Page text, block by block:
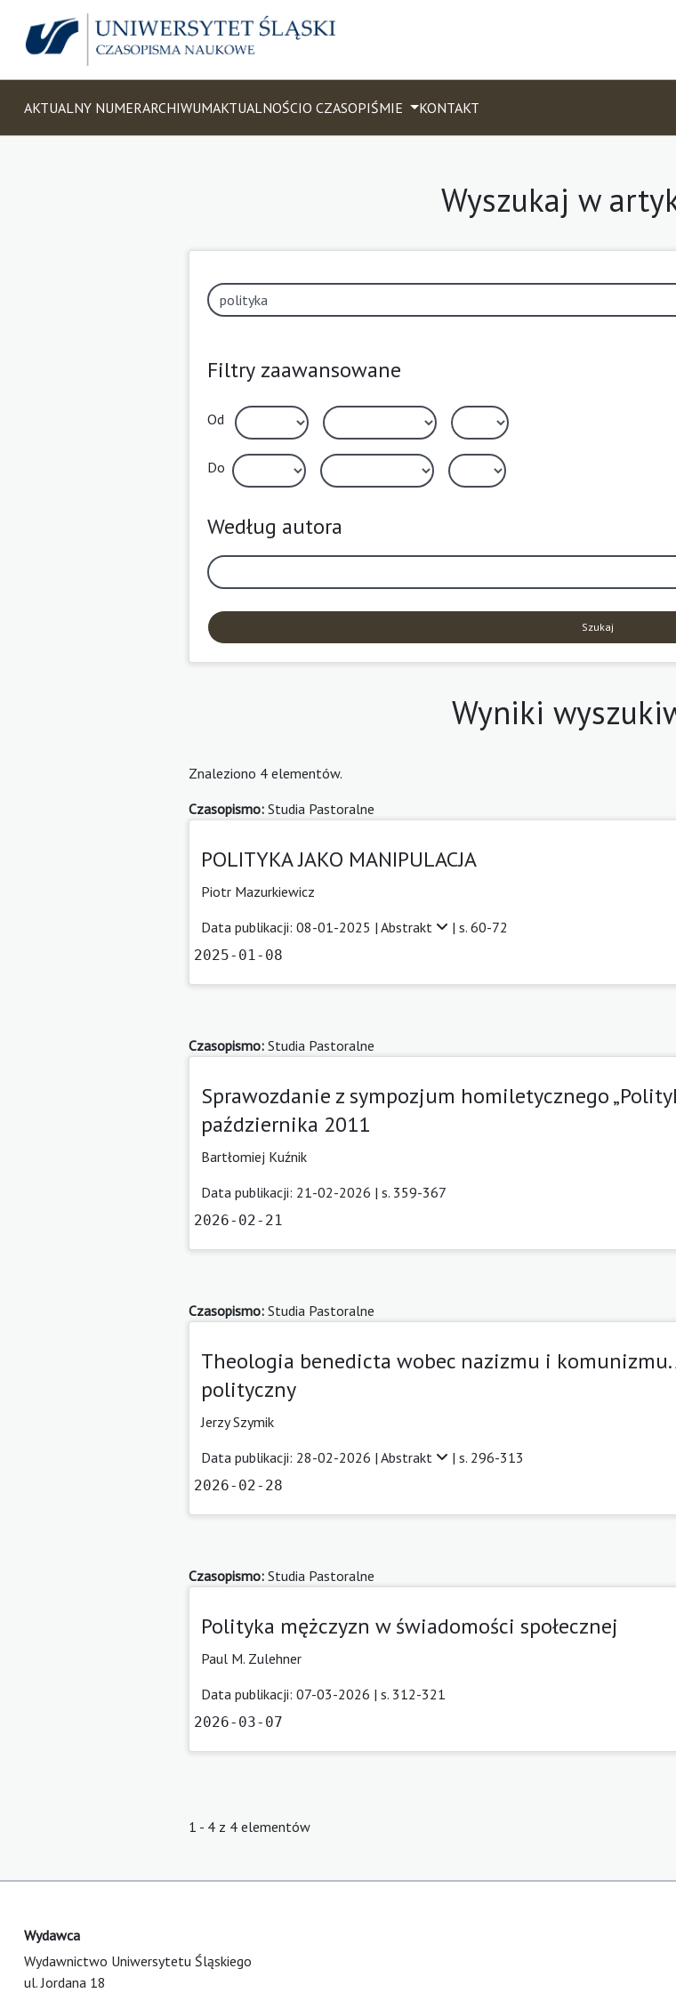
AKTUALNY NUMERARCHIWUMAKTUALNOŚCIO CZASOPIŚMIE KONTAKT
Wyszukaj w
Filtry zaawansowane
Od
Do
Według autora
Szukaj
Wyniki
Znaleziono 4 elementów.
Czasopismo: Studia Pastoralne
POLITYKA JAKO MANIPULACJA
Piotr Mazurkiewicz
Data publikacji: 08-01-2025 | Abstrakt | s. 60-72
2025-01-08
Czasopismo: Studia Pastoralne
Sprawozdanie z sympozjum homiletycznego
października 2011
Bartłomiej Kuźnik
Data publikacji: 21-02-2026 | s. 359-367
2026-02-21
Czasopismo: Studia Pastoralne
Theologia benedicta wobec nazizmu i
polityczny
Jerzy Szymik
Data publikacji: 28-02-2026 | Abstrakt | s. 296-313
2026-02-28
Czasopismo: Studia Pastoralne
Polityka mężczyzn w świadomości społecznej
Paul M. Zulehner
Data publikacji: 07-03-2026 | s. 312-321
2026-03-07
1 - 4 z 4 elementów
Wydawca
Wydawnictwo Uniwersytetu Śląskiego
ul. Jordana 18